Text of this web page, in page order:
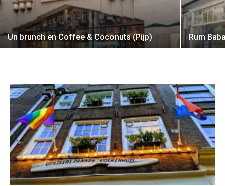
Un brunch en Coffee & Coconuts (Pijp) Rum